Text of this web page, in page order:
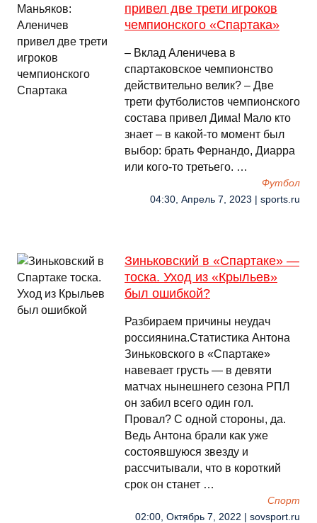
привел две трети игроков
чемпионского «Спартака»
– Вклад Аленичева в
спартаковское чемпионство
действительно велик? – Две
трети футболистов чемпионского
состава привел Дима! Мало кто
знает – в какой-то момент был
выбор: брать Фернандо, Диарра
или кого-то третьего. …
Футбол
04:30, Апрель 7, 2023 | sports.ru
Зиньковский в «Спартаке» —
тоска. Уход из «Крыльев»
был ошибкой?
Разбираем причины неудач
россиянина.Статистика Антона
Зиньковского в «Спартаке»
навевает грусть — в девяти
матчах нынешнего сезона РПЛ
он забил всего один гол.
Провал? С одной стороны, да.
Ведь Антона брали как уже
состоявшуюся звезду и
рассчитывали, что в короткий
срок он станет …
Спорт
02:00, Октябрь 7, 2022 | sovsport.ru